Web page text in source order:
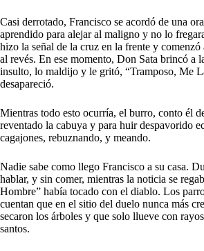
Casi derrotado, Francisco se acordó de una
aprendido para alejar al maligno y no lo
hizo la señal de la cruz en la frente y comenzó
al revés. En ese momento, Don Sata brincó a
insulto, lo maldijo y le gritó, “Tramposo, Me
desapareció.
Mientras todo esto ocurría, el burro, conto él
reventado la cabuya y para huir despavorido
cagajones, rebuznando, y meando.
Nadie sabe como llego Francisco a su casa.
hablar, y sin comer, mientras la noticia se
Hombre” había tocado con el diablo. Los
cuentan que en el sitio del duelo nunca más
secaron los árboles y que solo llueve con
santos.